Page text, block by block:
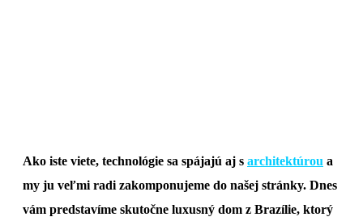
Ako iste viete, technológie sa spájajú aj s architektúrou a
my ju veľmi radi zakomponujeme do našej stránky. Dnes
vám predstavíme skutočne luxusný dom z Brazílie, ktorý